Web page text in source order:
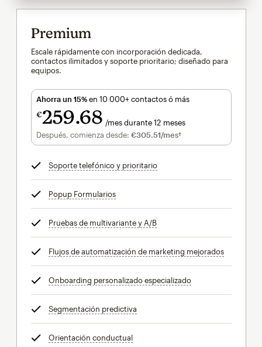
Premium
Escale rápidamente con incorporación dedicada,
contactos ilimitados y soporte prioritario; diseñado para
equipos.
Ahorra un 15%en 10 000+ contactos ó más
€259 68 /mes durante 12 meses
€259.68al mes durante 12 meses
Después, comienza desde: €305.51/mes†al mes†
Soporte telefónico y prioritarioinfo
Popup Formulariosinfo
Pruebas de multivariante y A/Binfo
Flujos de automatización de marketing mejoradosinfo
Onboarding personalizado especializadoinfo
Segmentación predictiva
Orientación conductualinfo